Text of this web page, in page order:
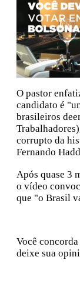
O pastor
candidato é
brasileiros
corrupto da
Fernando
Após quase 3
o vídeo
que "o Brasil
Você
deixe sua